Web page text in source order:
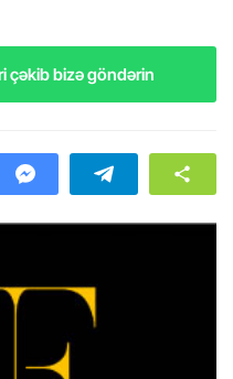
çəkib bizə göndərin